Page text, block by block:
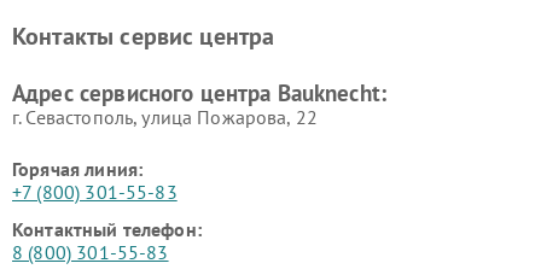
Контакты сервис центра
Адрес сервисного центра Bauknecht:
г. Севастополь, улица Пожарова, 22
Горячая линия:
+7 (800) 301-55-83
Контактный телефон:
8 (800) 301-55-83